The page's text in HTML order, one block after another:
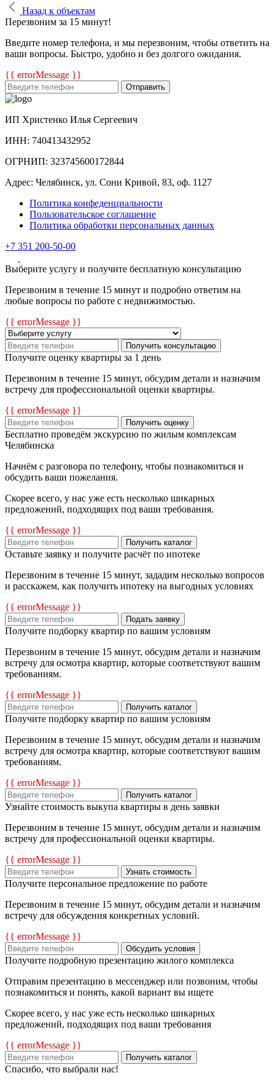
Назад к объектам
Перезвоним за 15 минут!
Введите номер телефона, и мы перезвоним, чтобы ответить на
ваши вопросы. Быстро, удобно и без долгого ожидания.
{{ errorMessage }}
Отправить
ИП Христенко Илья Сергеевич
ИНН: 740413432952
ОГРНИП: 323745600172844
Адрес: Челябинск, ул. Сони Кривой, 83, оф. 1127
Политика конфеденциальности
Пользовательское соглашение
Политика обработки персональных данных
+7 351 200-50-00
Выберите услугу и получите бесплатную консультацию
Перезвоним в течение 15 минут и подробно ответим на
любые вопросы по работе с недвижимостью.
{{ errorMessage }}
Получить консультацию
Получите оценку квартиры за 1 день
Перезвоним в течение 15 минут, обсудим детали и назначим
встречу для профессиональной оценки квартиры.
{{ errorMessage }}
Получить оценку
Бесплатно проведём экскурсию по жилым комплексам
Челябинска
Начнём с разговора по телефону, чтобы познакомиться и
обсудить ваши пожелания.
Скорее всего, у нас уже есть несколько шикарных
предложений, подходящих под ваши требования.
{{ errorMessage }}
Получить каталог
Оставьте заявку и получите расчёт по ипотеке
Перезвоним в течение 15 минут, зададим несколько вопросов
и расскажем, как получить ипотеку на выгодных условиях
{{ errorMessage }}
Подать заявку
Получите подборку квартир по вашим условиям
Перезвоним в течение 15 минут, обсудим детали и назначим
встречу для осмотра квартир, которые соответствуют вашим
требованиям.
{{ errorMessage }}
Получить каталог
Получите подборку квартир по вашим условиям
Перезвоним в течение 15 минут, обсудим детали и назначим
встречу для осмотра квартир, которые соответствуют вашим
требованиям.
{{ errorMessage }}
Получить каталог
Узнайте стоимость выкупа квартиры в день заявки
Перезвоним в течение 15 минут, обсудим детали и назначим
встречу для профессиональной оценки квартиры.
{{ errorMessage }}
Узнать стоимость
Получите персональное предложение по работе
Перезвоним в течение 15 минут, обсудим детали и назначим
встречу для обсуждения конкретных условий.
{{ errorMessage }}
Обсудить условия
Получите подробную презентацию жилого комплекса
Отправим презентацию в мессенджер или позвоним, чтобы
познакомиться и понять, какой вариант вы ищете
Скорее всего, у нас уже есть несколько шикарных
предложений, подходящих под ваши требования
{{ errorMessage }}
Получить каталог
Спасибо, что выбрали нас!